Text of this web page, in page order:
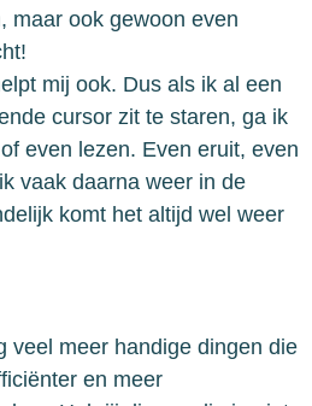
maar ook gewoon even
mij ook. Dus als ik al een
cursor zit te staren, ga ik
even lezen. Even eruit, even
vaak daarna weer in de
komt het altijd wel weer
veel meer handige dingen die
en meer